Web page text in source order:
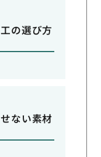
の選び方
ない素材